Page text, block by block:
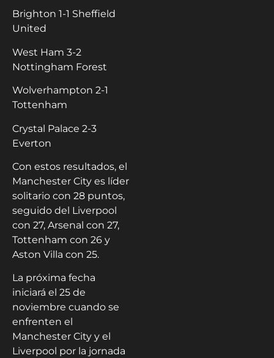
Brighton 1-1 Sheffield
United
West Ham 3-2
Nottingham Forest
Wolverhampton 2-1
Tottenham
Crystal Palace 2-3
Everton
Con estos resultados, el
Manchester City es líder
solitario con 28 puntos,
seguido del Liverpool
con 27, Arsenal con 27,
Tottenham con 26 y
Aston Villa con 25.
La próxima fecha
iniciará el 25 de
noviembre cuando se
enfrenten el
Manchester City y el
Liverpool por la jornada